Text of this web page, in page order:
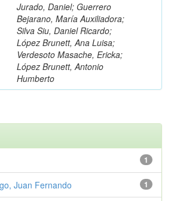
Jurado, Daniel; Guerrero
Bejarano, María Auxiliadora;
Silva Siu, Daniel Ricardo;
López Brunett, Ana Luisa;
Verdesoto Masache, Ericka;
López Brunett, Antonio
Humberto
1
1
Juan Fernando